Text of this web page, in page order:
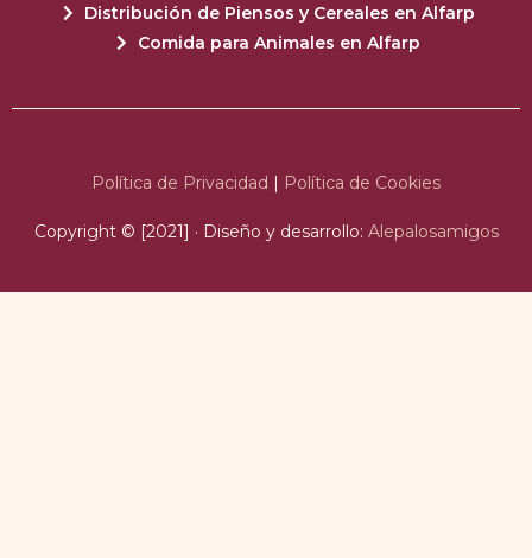
Distribución de Piensos y Cereales en Alfarp
Comida para Animales en Alfarp
Política de Privacidad | Política de Cookies
Copyright © [2021] · Diseño y desarrollo: Alepalosamigos